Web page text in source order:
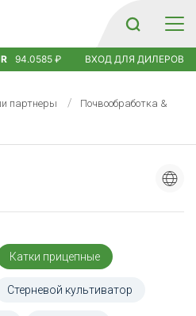
94.0585 ₽ ВХОД ДЛЯ ДИЛЕРОВ
партнеры
Почвообработка &
Катки прицепные
Стерневой культиватор